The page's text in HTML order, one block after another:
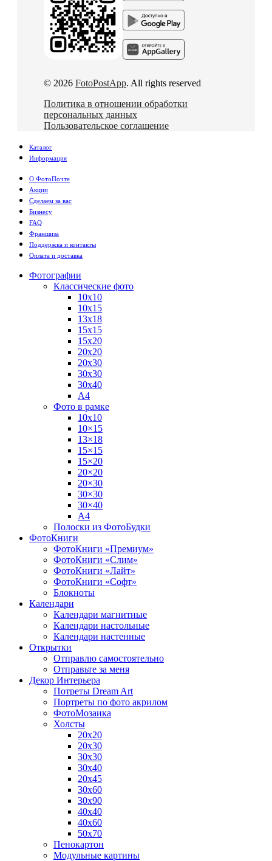
© 2026 FotoPostApp. All rights reserved
Политика в отношении обработки
персональных данных
Пользовательское соглашение
Каталог
Информация
О ФотоПочте
Акции
Сделаем за вас
Бизнесу
FAQ
Франшиза
Поддержка и контакты
Оплата и доставка
Фотографии
Классические фото
10х10
10х15
13х18
15х15
15х20
20х20
20х30
30х30
30х40
А4
Фото в рамке
10х10
10×15
13×18
15×15
15×20
20×20
20×30
30×30
30×40
A4
Полоски из ФотоБудки
ФотоКниги
ФотоКниги «Премиум»
ФотоКниги «Слим»
ФотоКниги «Лайт»
ФотоКниги «Софт»
Блокноты
Календари
Календари магнитные
Календари настольные
Календари настенные
Открытки
Отправлю самостоятельно
Отправьте за меня
Декор Интерьера
Потреты Dream Art
Портреты по фото акрилом
ФотоМозаика
Холсты
20х20
20х30
30х30
30х40
20х45
30х60
30х90
40х40
40х60
50х70
Пенокартон
Модульные картины